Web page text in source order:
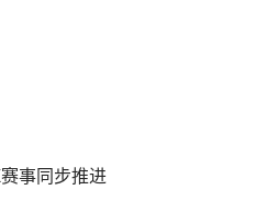
事同步推进